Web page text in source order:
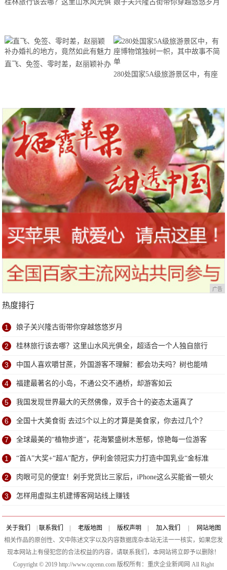
桂林旅行该去哪？这里山水风光俱 娘子关兴隆古街带你穿越悠悠岁月
直飞、免签、零时差，赵丽颖补办
280处国家5A级旅游景区中，有座
广告
热度排行
1 娘子关兴隆古街带你穿越悠悠岁月
2 桂林旅行该去哪？这里山水风光俱全，超适合一个人独自旅行
3 中国人喜欢嚼甘蔗，外国游客不理解：都会功夫吗？树也能啃
4 福建最著名的小岛，不通公交不通桥，却游客如云
5 我国发现世界最大的天然佛像，双手合十的姿态太逼真了
6 全国十大美食街 去过5个以上的才算是美食家，你去过几个？
7 全球最美的“植物步道”，花海繁盛树木葱郁，惊艳每一位游客
1 “首A”大奖+“超A”配方，伊利金领冠实力打造中国乳业“金标准
2 肉眼可见的便宜！剁手党货比三家后，iPhone这么买能省一顿火
锅
3 怎样用虚拟主机建博客网站线上赚钱
关于我们 联系我们 老版地图 版权声明 加入我们
网站地图
相关作品的原创性、文中陈述文字以及内容数据庞杂本站无法一一核实，如果您发
现本网站上有侵犯您的合法权益的内容，请联系我们，本网站将立即予以删除！
Copyright © 2019 http://www.cqcenn.com 版权所有：重庆企业新闻网 All Right